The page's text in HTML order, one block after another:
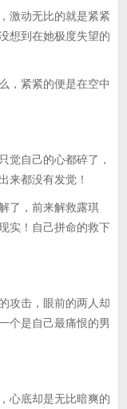
动无比的就是紧紧
想到在她极度失望的
紧紧的便是在空中
自己的心都碎了，
来都没有发觉！
了，前来解救露琪
实！自己拼命的救下
击，眼前的两人却
个是自己最痛恨的男
底却是无比暗爽的